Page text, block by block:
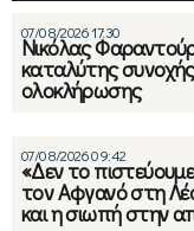
07/08/2026 17:30
Νικόλας
καταλύτης
ολοκλήρωσης
07/08/2026 09:42
«Δεν το
τον Αφγανό στη
και η σιωπή στην